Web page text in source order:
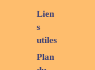
Lien
s
utiles
Plan